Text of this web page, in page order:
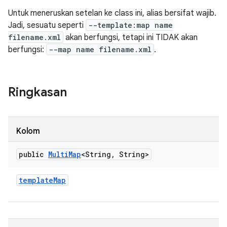
Untuk meneruskan setelan ke class ini, alias bersifat wajib.
Jadi, sesuatu seperti
--template:map name
filename.xml akan berfungsi, tetapi ini TIDAK akan
berfungsi:
--map name filename.xml .
Ringkasan
Kolom
public MultiMap<String , String>
templateMap